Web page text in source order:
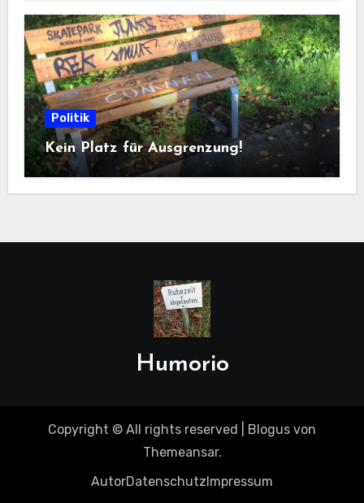
Politik
Kein Platz für Ausgrenzung!
Humorio
Copyright © All rights reserved Blogus von
Themeansar.
AutorDatenschutz Impressum